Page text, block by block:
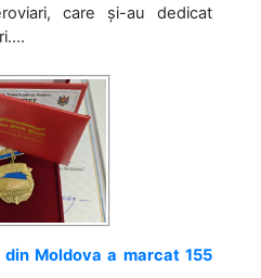
care și-au dedicat
din Moldova a marcat 155